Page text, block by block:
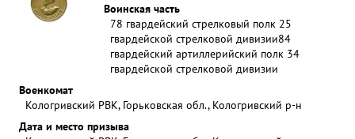
Воинская часть
78 гвардейский стрелковый полк 25
гвардейской стрелковой дивизии84
гвардейский артиллерийский полк 34
гвардейской стрелковой дивизии
Военкомат
Кологривский РВК, Горьковская обл., Кологривский р-н
Дата и место призыва